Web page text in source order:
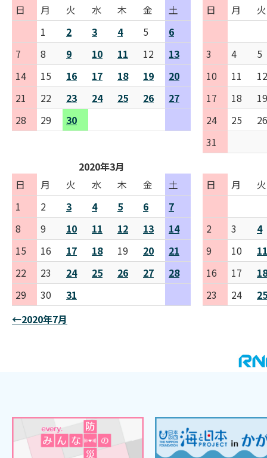
日
月 火 水 木 金
土
1
2 3 4 5
6
7
8 9 10 11 12
13
14
15 16 17 18 19
20
21
22 23 24 25 26
27
28
29 30
日 月 火
3 4
5
10
11
12
17
18
19
24
25
26
31
2020年3月
日
月 火 水 木 金
土
1
2 3 4 5 6
7
8
9 10 11 12 13
14
15
16 17 18 19 20
21
22
23 24 25 26 27
28
29
30 31
日 月 火
2 3
4
9
10
11
16
17
18
23
24
25
←2020年7月